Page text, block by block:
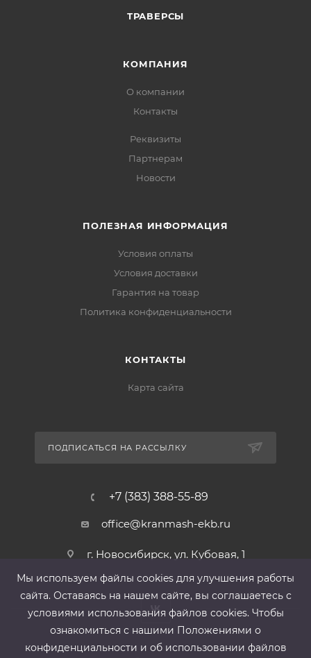
ТРАВЕРСЫ
КОМПАНИЯ
О компании
Контакты
Реквизиты
Партнерам
Новости
ПОЛЕЗНАЯ ИНФОРМАЦИЯ
Условия оплаты
Условия доставки
Гарантия на товар
Политика конфиденциальности
КОНТАКТЫ
Карта сайта
ПОДПИСАТЬСЯ НА РАССЫЛКУ
+7 (383) 388-55-89
office@kranmash-ekb.ru
г. Новосибирск, ул. Кубовая, 1
Мы используем файлы cооkies для улучшения работы
сайта. Оставаясь на нашем сайте, вы соглашаетесь с
условиями использования файлов cооkies. Чтобы
ознакомиться с нашими Положениями о
конфиденциальности и об использовании файлов